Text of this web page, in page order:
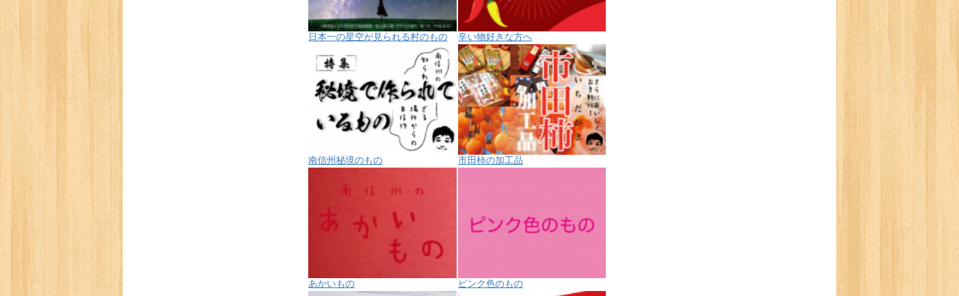
日本一の星空が見られる村のもの 辛い物好きな方へ
南信州秘境のもの 市田柿の加工品
あかいもの ピンク色のもの